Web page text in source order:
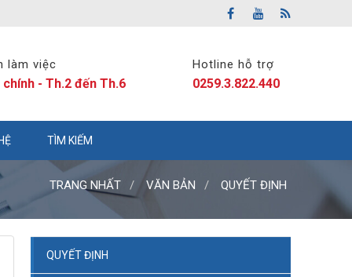
làm việc
chính - Th.2 đến Th.6
Hotline hỗ trợ
0259.3.822.440
TÌM KIẾM
TRANG NHẤT VĂN BẢN QUYẾT ĐỊNH
QUYẾT ĐỊNH